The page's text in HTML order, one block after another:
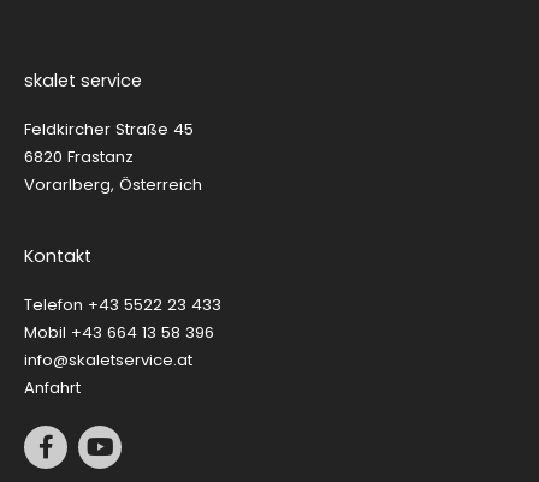
skalet service
Feldkircher Straße 45
6820 Frastanz
Vorarlberg, Österreich
Kontakt
Telefon +43 5522 23 433
Mobil +43 664 13 58 396
info@skaletservice.at
Anfahrt
F
a
Y
o